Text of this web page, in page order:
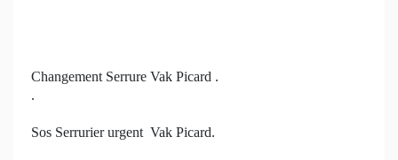
Changement Serrure Vak Picard .
.
Sos Serrurier urgent Vak Picard.